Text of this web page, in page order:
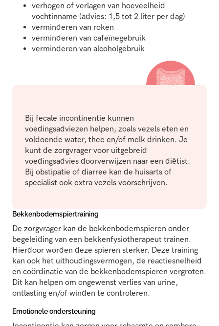
verhogen of verlagen van hoeveelheid
vochtinname (advies: 1,5 tot 2 liter per dag)
verminderen van roken
verminderen van cafeïnegebruik
verminderen van alcoholgebruik
Bij fecale incontinentie kunnen
voedingsadviezen helpen, zoals vezels eten en
voldoende water, thee en/of melk drinken. Je
kunt de zorgvrager voor uitgebreid
voedingsadvies doorverwijzen naar een diëtist.
Bij obstipatie of diarree kan de huisarts of
specialist ook extra vezels voorschrijven.
Bekkenbodemspiertraining
De zorgvrager kan de bekkenbodemspieren onder
begeleiding van een bekkenfysiotherapeut trainen.
Hierdoor worden deze spieren sterker. Deze training
kan ook het uithoudingsvermogen, de reactiesnelheid
en coördinatie van de bekkenbodemspieren vergroten.
Dit kan helpen om ongewenst verlies van urine,
ontlasting en/of winden te controleren.
Emotionele ondersteuning